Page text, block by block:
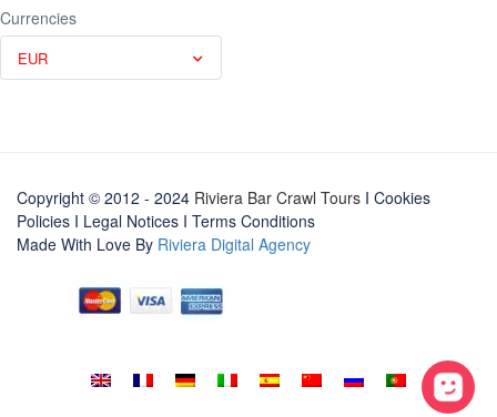
Currencies
EUR
Copyright © 2012 - 2024 Riviera Bar Crawl Tours I Cookies
Policies I Legal Notices I Terms Conditions
Made With Love By Riviera Digital Agency